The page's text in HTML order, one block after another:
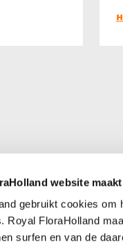
website
gebruikt cookies
Royal FloraHolland
surfen en van de
apps